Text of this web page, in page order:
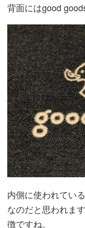
背面にはgood
内側に使われてい
なのだと思われま
徴ですね。